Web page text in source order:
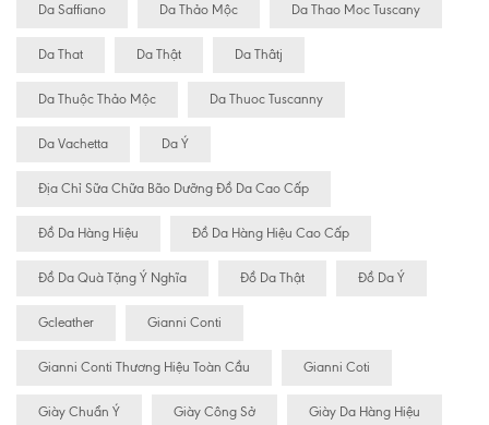
Da Saffiano Da Thảo Mộc Da Thao Moc Tuscany
Da That Da Thật Da Thâtj
Da Thuộc Thảo Mộc Da Thuoc Tuscanny
Da Vachetta Da Ý
Địa Chỉ Sữa Chữa Bão Dưỡng Đồ Da Cao Cấp
Đồ Da Hàng Hiệu Đồ Da Hàng Hiệu Cao Cấp
Đồ Da Quà Tặng Ý Nghĩa Đồ Da Thật Đồ Da Ý
Gcleather Gianni Conti
Gianni Conti Thương Hiệu Toàn Cầu Gianni Coti
Giày Chuẩn Ý Giày Công Sở Giày Da Hàng Hiệu